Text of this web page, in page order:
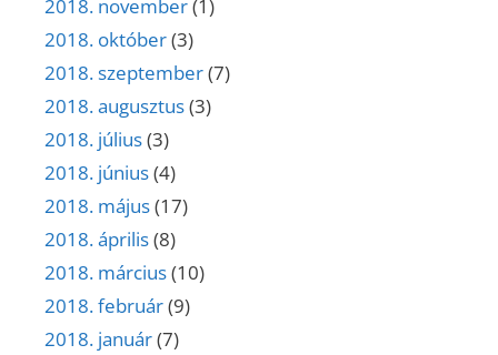
2018. november(1)
2018. október(3)
2018. szeptember(7)
2018. augusztus(3)
2018. július(3)
2018. június(4)
2018. május(17)
2018. április(8)
2018. március(10)
2018. február(9)
2018. január(7)